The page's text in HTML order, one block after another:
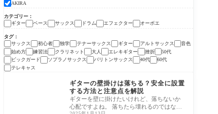
AKIRA
カテゴリー
ギター
ベース サックス ドラム エフェクター オーボエ
タグ
サックス
初心者 独学 テナーサックス ギター アルトサックス
音色
始め方
練習法 クラリネット 大人 エレキギター 挫折
50代
ピックガード
ソプラノサックス バリトンサックス 40代
60代
テレキャス
ギターの壁掛けは落ちる？安全に設置
する方法と注意点を解説
ギターを壁に掛けたいけれど、落ちないか
心配ですよね。 落ちたら壊れるのではない